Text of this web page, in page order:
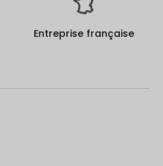
Entreprise française